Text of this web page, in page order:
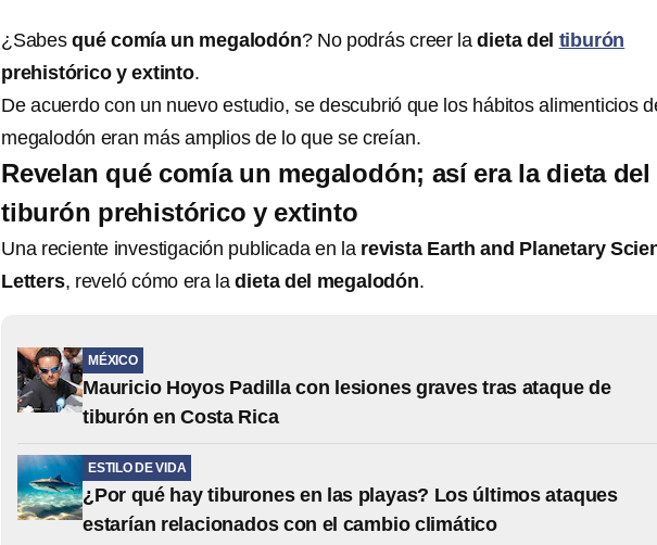
¿Sabesqué comía un megalodón? No podrás creer la dieta del tiburón
prehistórico y extinto.
De acuerdo con un nuevo estudio, se descubrió que los hábitos alimenticios
megalodón eran más amplios de lo que se creían.
Revelan qué comía un megalodón; así era la dieta del
tiburón prehistórico y extinto
Una reciente investigación publicada en la revista Earth and Planetary
Letters, reveló cómo era ladieta del megalodón.
MÉXICO
Mauricio Hoyos Padilla con lesiones graves tras ataque de
tiburón en Costa Rica
ESTILO DE VIDA
¿Por qué hay tiburones en las playas? Los últimos ataques
estarían relacionados con el cambio climático